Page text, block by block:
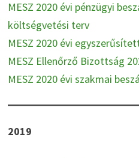
MESZ 2020 évi pénzügyi
költségvetési terv
MESZ 2020 évi
MESZ Ellenőrző Bizottság
MESZ 2020 évi szakmai
2019